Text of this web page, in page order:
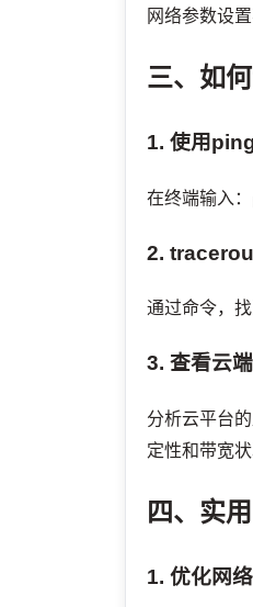
网络参数设
三、如
1. 使用
在终端输入：
2.
通过命令，
3. 查看云
分析云平台
定性和带宽状
四、实
1. 优化网